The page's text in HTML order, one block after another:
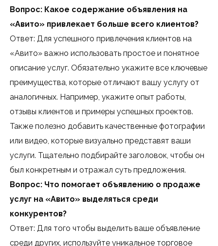
Вопрос: Какое содержание объявления на
«Авито» привлекает больше всего клиентов?
Ответ: Для успешного привлечения клиентов на
«Авито» важно использовать простое и понятное
описание услуг. Обязательно укажите все ключевые
преимущества, которые отличают вашу услугу от
аналогичных. Например, укажите опыт работы,
отзывы клиентов и примеры успешных проектов.
Также полезно добавить качественные фотографии
или видео, которые визуально представят ваши
услуги. Тщательно подбирайте заголовок, чтобы он
был конкретным и отражал суть предложения.
Вопрос: Что помогает объявлению о продаже
услуг на «Авито» выделяться среди
конкурентов?
Ответ: Для того чтобы выделить ваше объявление
среди других, используйте уникальное торговое